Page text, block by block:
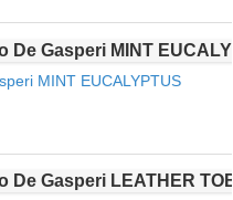
MINT EUCALYPTUS